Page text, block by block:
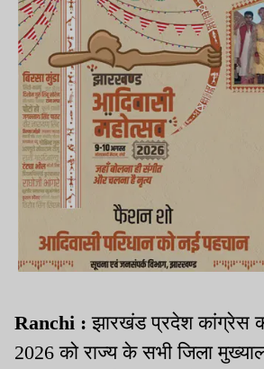
Ranchi :झारखंड प्रदेश कांग्रेस
2026 को राज्य के सभी जिला